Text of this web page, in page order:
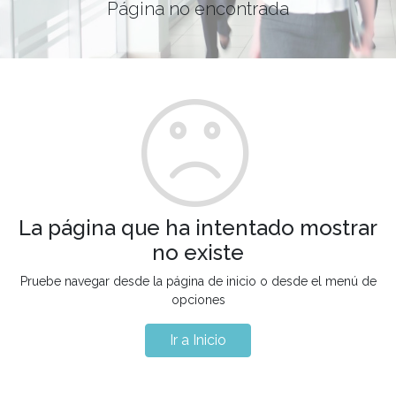
Página no encontrada
La página que ha intentado mostrar
no existe
Pruebe navegar desde la página de inicio o desde el menú de
opciones
Ir a Inicio